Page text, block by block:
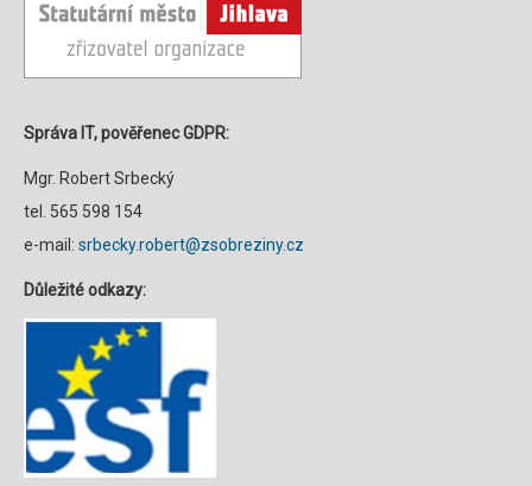
Správa IT, pověřenec GDPR:
Mgr. Robert Srbecký
tel. 565 598 154
e-mail: srbecky.robert@zsobreziny.cz
Důležité odkazy: